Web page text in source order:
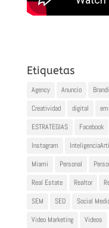
Etiquetas
Agency Anuncio
Creatividad
digital
ESTRATEGIAS
Facebook
Instagram
Miami
Personal
Real Estate
Realtor
SEM
SEO Social
Video Marketing
Videos